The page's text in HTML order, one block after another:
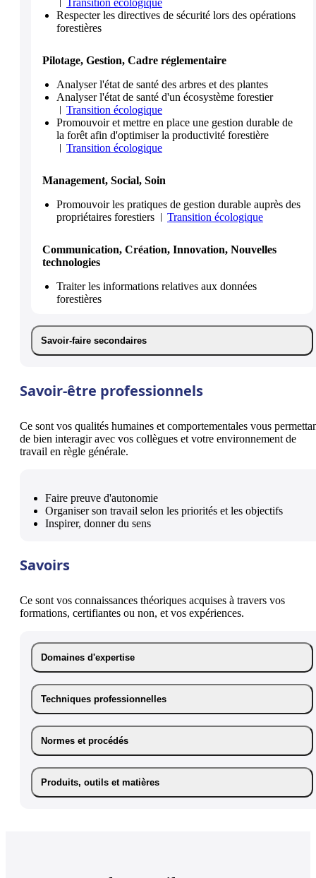
Respecter les directives de sécurité lors des opérations
forestières
Pilotage, Gestion, Cadre réglementaire
Analyser l'état de santé des arbres et des plantes
Analyser l'état de santé d'un écosystème forestier
Transition écologique
Promouvoir et mettre en place une gestion durable de
la forêt afin d'optimiser la productivité forestière
Transition écologique
Management, Social, Soin
Promouvoir les pratiques de gestion durable auprès des
propriétaires forestiers
Transition écologique
Communication, Création, Innovation, Nouvelles
technologies
Traiter les informations relatives aux données
forestières
Savoir-faire secondaires
Savoir-être professionnels
Ce sont vos qualités humaines et comportementales vous
de bien interagir avec vos collègues et votre environnement de
travail en règle générale.
Faire preuve d'autonomie
Organiser son travail selon les priorités et les objectifs
Inspirer, donner du sens
Savoirs
Ce sont vos connaissances théoriques acquises à travers vos
formations, certifiantes ou non, et vos expériences.
Domaines d'expertise
Techniques professionnelles
Normes et procédés
Produits, outils et matières